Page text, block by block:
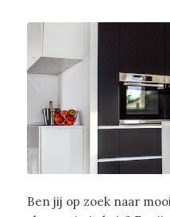
Ben jij op zoek naar